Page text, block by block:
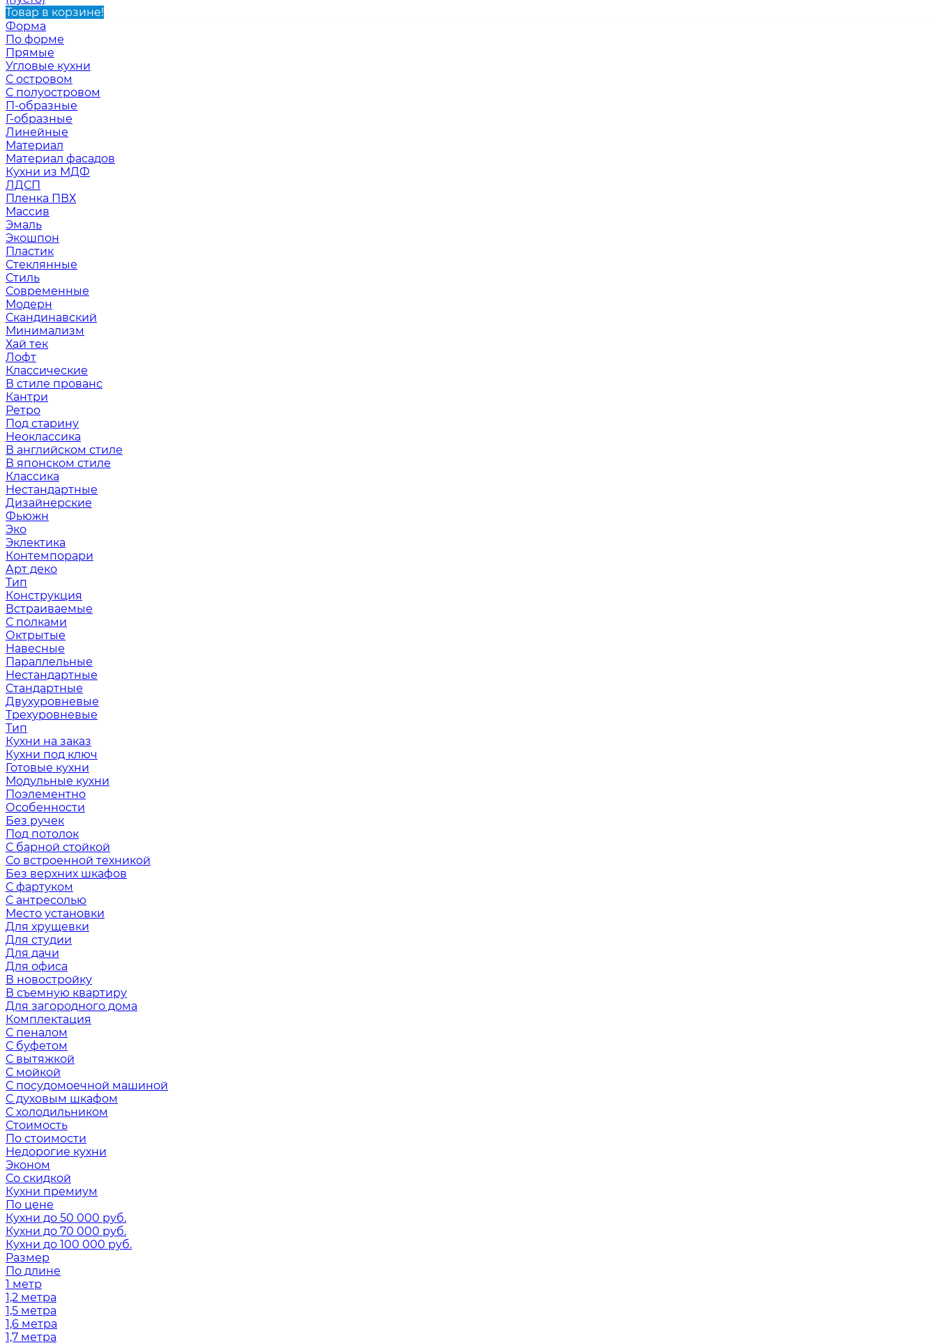
Товар в корзине!
Форма
По форме
Прямые
Угловые кухни
С островом
С полуостровом
П-образные
Г-образные
Линейные
Материал
Материал фасадов
Кухни из МДФ
ЛДСП
Пленка ПВХ
Массив
Эмаль
Экошпон
Пластик
Стеклянные
Стиль
Современные
Модерн
Скандинавский
Минимализм
Хай тек
Лофт
Классические
В стиле прованс
Кантри
Ретро
Под старину
Неоклассика
В английском стиле
В японском стиле
Классика
Нестандартные
Дизайнерские
Фьюжн
Эко
Эклектика
Контемпорари
Арт деко
Тип
Конструкция
Встраиваемые
С полками
Октрытые
Навесные
Параллельные
Нестандартные
Стандартные
Двухуровневые
Трехуровневые
Тип
Кухни на заказ
Кухни под ключ
Готовые кухни
Модульные кухни
Поэлементно
Особенности
Без ручек
Под потолок
С барной стойкой
Со встроенной техникой
Без верхних шкафов
С фартуком
С антресолью
Место установки
Для хрущевки
Для студии
Для дачи
Для офиса
В новостройку
В съемную квартиру
Для загородного дома
Комплектация
С пеналом
С буфетом
С вытяжкой
С мойкой
С посудомоечной машиной
С духовым шкафом
С холодильником
Стоимость
По стоимости
Недорогие кухни
Эконом
Со скидкой
Кухни премиум
По цене
Кухни до 50 000 руб.
Кухни до 70 000 руб.
Кухни до 100 000 руб.
Размер
По длине
1 метр
1,2 метра
1,5 метра
1,6 метра
1,7 метра